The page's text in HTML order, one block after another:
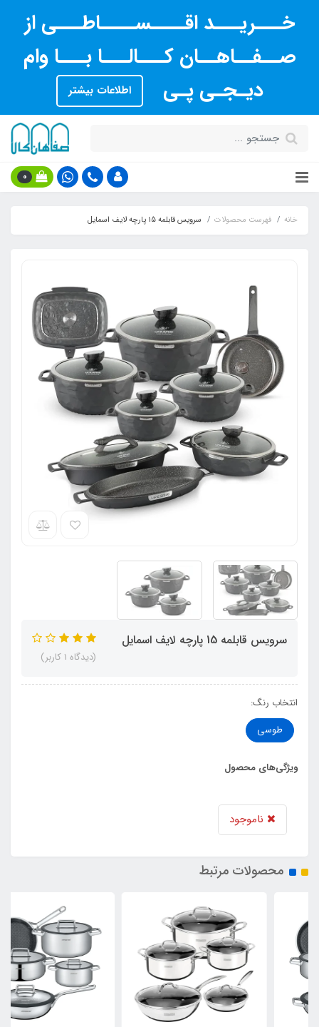
خـــریـــد اقــــســــاطـــی از
صــفــاهــان کـــالـــا بـــا وام
دیـجـی پـی
اطلاعات بیشتر
0
خانه فهرست محصولات سرویس قابلمه 15 پارچه لایف اسمایل
سرویس قابلمه 15 پارچه لایف اسمایل
(دیدگاه 1 کاربر)
انتخاب رنگ:
طوسی
ویژگی‌های محصول
ناموجود
محصولات مرتبط